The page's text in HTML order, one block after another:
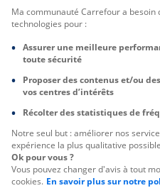
Ma communauté Carrefour a besoin
technologies pour :
Assurer une meilleure
toute sécurité
Proposer des contenus et/ou
vos centres d’intérêts
Récolter des statistiques de
Notre seul but : améliorer nos
expérience la plus qualitative
Ok pour vous ?
Vous pouvez changer d'avis à tout
cookies. En savoir plus sur notre